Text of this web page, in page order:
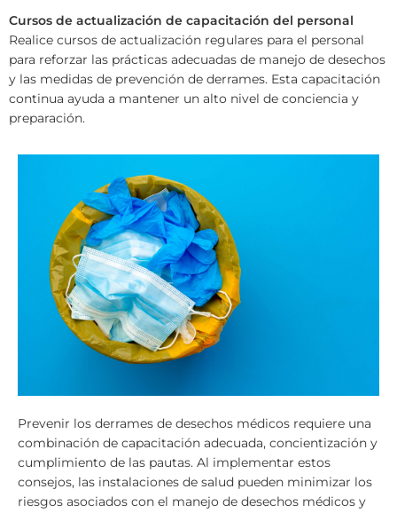
Cursos de actualización de capacitación del personal
Realice cursos de actualización regulares para el personal
para reforzar las prácticas adecuadas de manejo de desechos
y las medidas de prevención de derrames. Esta capacitación
continua ayuda a mantener un alto nivel de conciencia y
preparación.
Prevenir los derrames de desechos médicos requiere una
combinación de capacitación adecuada, concientización y
cumplimiento de las pautas. Al implementar estos
consejos, las instalaciones de salud pueden minimizar los
riesgos asociados con el manejo de desechos médicos y